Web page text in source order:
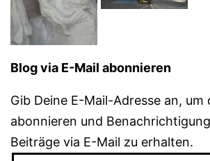
Blog via E-Mail abonnieren
Gib Deine E-Mail-Adresse an, um
abonnieren und
Beiträge via E-Mail zu erhalten.